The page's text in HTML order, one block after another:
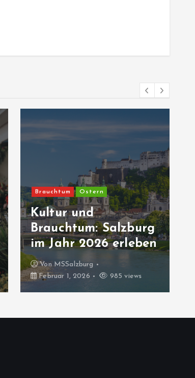
Brauchtum Ostern
Kultur und
Brauchtum: Salzburg
im Jahr 2026 erleben
Von MSSalzburg
Februar 1, 2026
985 views